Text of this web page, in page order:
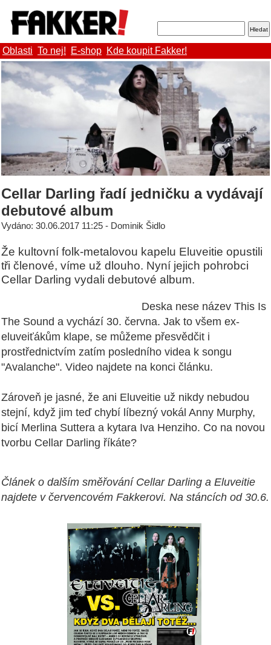
Oblasti To nej! E-shop Kde koupit Fakker!
Cellar Darling řadí jedničku a vydávají
debutové album
Vydáno: 30.06.2017 11:25 - Dominik Šidlo
Že kultovní folk-metalovou kapelu Eluveitie opustili
tři členové, víme už dlouho. Nyní jejich pohrobci
Cellar Darling vydali debutové album.
Deska nese název This Is
The Sound a vychází 30. června. Jak to všem ex-
eluveiťákům klape, se můžeme přesvědčit i
prostřednictvím zatím posledního videa k songu
"Avalanche". Video najdete na konci článku.
Zároveň je jasné, že ani Eluveitie už nikdy nebudou
stejní, když jim teď chybí líbezný vokál Anny Murphy,
bicí Merlina Suttera a kytara Iva Henziho. Co na novou
tvorbu Cellar Darling říkáte?
Článek o dalším směřování Cellar Darling a Eluveitie
najdete v červencovém Fakkerovi. Na stáncích od 30.6.